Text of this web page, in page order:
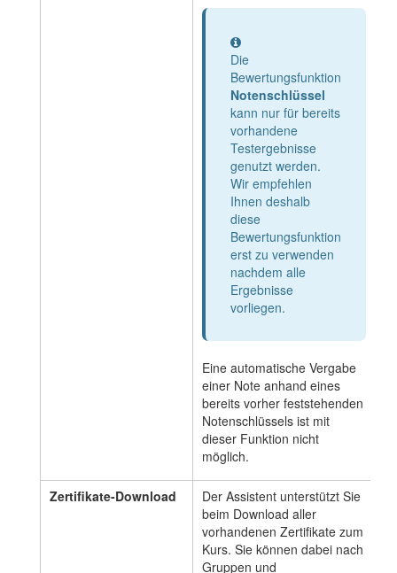
Information
Die
Bewertungsfunktion
Notenschlüssel
kann nur für bereits
vorhandene
Testergebnisse
genutzt werden.
Wir empfehlen
Ihnen deshalb
diese
Bewertungsfunktion
erst zu verwenden
nachdem alle
Ergebnisse
vorliegen.
Eine automatische Vergabe
einer Note anhand eines
bereits vorher feststehenden
Notenschlüssels ist mit
dieser Funktion nicht
möglich.
Zertifikate-Download
Der Assistent unterstützt Sie
beim Download aller
vorhandenen Zertifikate zum
Kurs. Sie können dabei nach
Gruppen und